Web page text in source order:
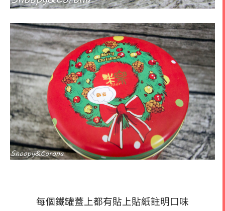
每個鐵罐蓋上都有貼上貼紙註明口味